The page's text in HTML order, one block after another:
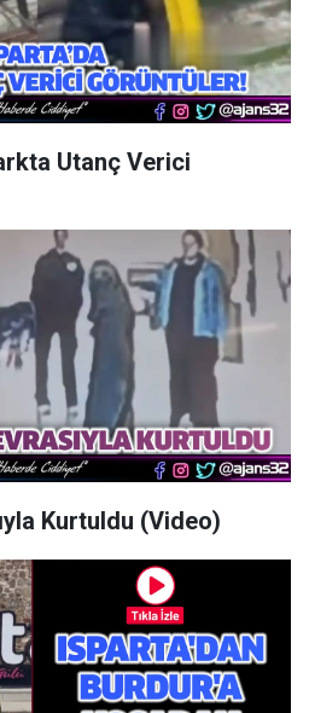
Utanç Verici
Kurtuldu (Video)